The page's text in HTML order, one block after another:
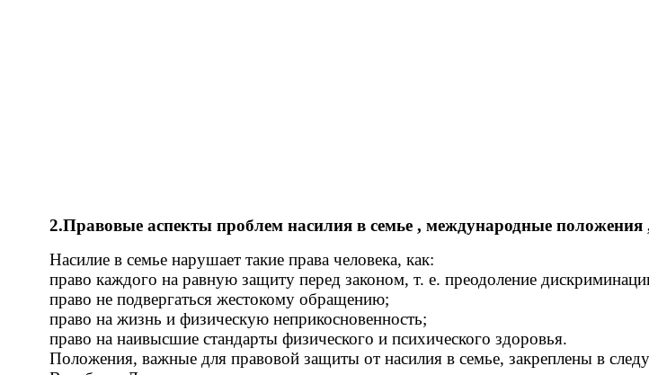
2.Правовые аспекты проблем насилия в семье , международные
Насилие в семье нарушает такие права человека, как:
право каждого на равную защиту перед законом, т. е. преодоление
право не подвергаться жестокому обращению;
право на жизнь и физическую неприкосновенность;
право на наивысшие стандарты физического и психического здоровья.
Положения, важные для правовой защиты от насилия в семье, закреплены в